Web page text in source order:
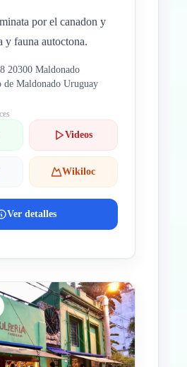
por el canadon y
y fauna autoctona.
20300 Maldonado
de Maldonado Uruguay
Videos
Wikiloc
Ver detalles